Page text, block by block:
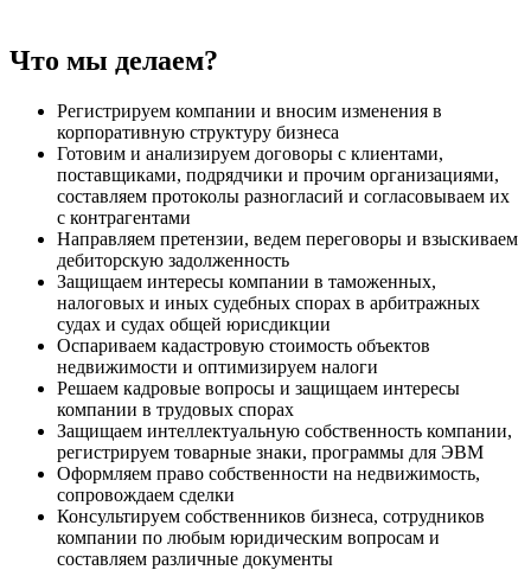
Что мы делаем?
Регистрируем компании и вносим изменения в
корпоративную структуру бизнеса
Готовим и анализируем договоры с клиентами,
поставщиками, подрядчики и прочим организациями,
составляем протоколы разногласий и согласовываем их
с контрагентами
Направляем претензии, ведем переговоры и взыскиваем
дебиторскую задолженность
Защищаем интересы компании в таможенных,
налоговых и иных судебных спорах в арбитражных
судах и судах общей юрисдикции
Оспариваем кадастровую стоимость объектов
недвижимости и оптимизируем налоги
Решаем кадровые вопросы и защищаем интересы
компании в трудовых спорах
Защищаем интеллектуальную собственность компании,
регистрируем товарные знаки, программы для ЭВМ
Оформляем право собственности на недвижимость,
сопровождаем сделки
Консультируем собственников бизнеса, сотрудников
компании по любым юридическим вопросам и
составляем различные документы